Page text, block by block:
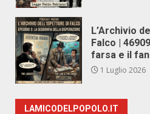
L’Archivio
Falco |
farsa e il
1 Luglio 2026
LAMICODELPOPOLO.IT